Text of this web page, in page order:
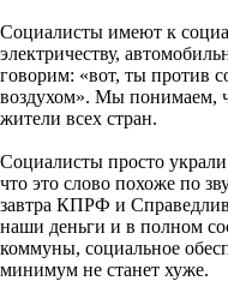
Социалисты имеют к
электричеству,
говорим: «вот, ты против
воздухом». Мы понимаем,
жители всех стран.
Социалисты просто украли
что это слово похоже по
завтра КПРФ и
наши деньги и в полном
коммуны, социальное
минимум не станет хуже.